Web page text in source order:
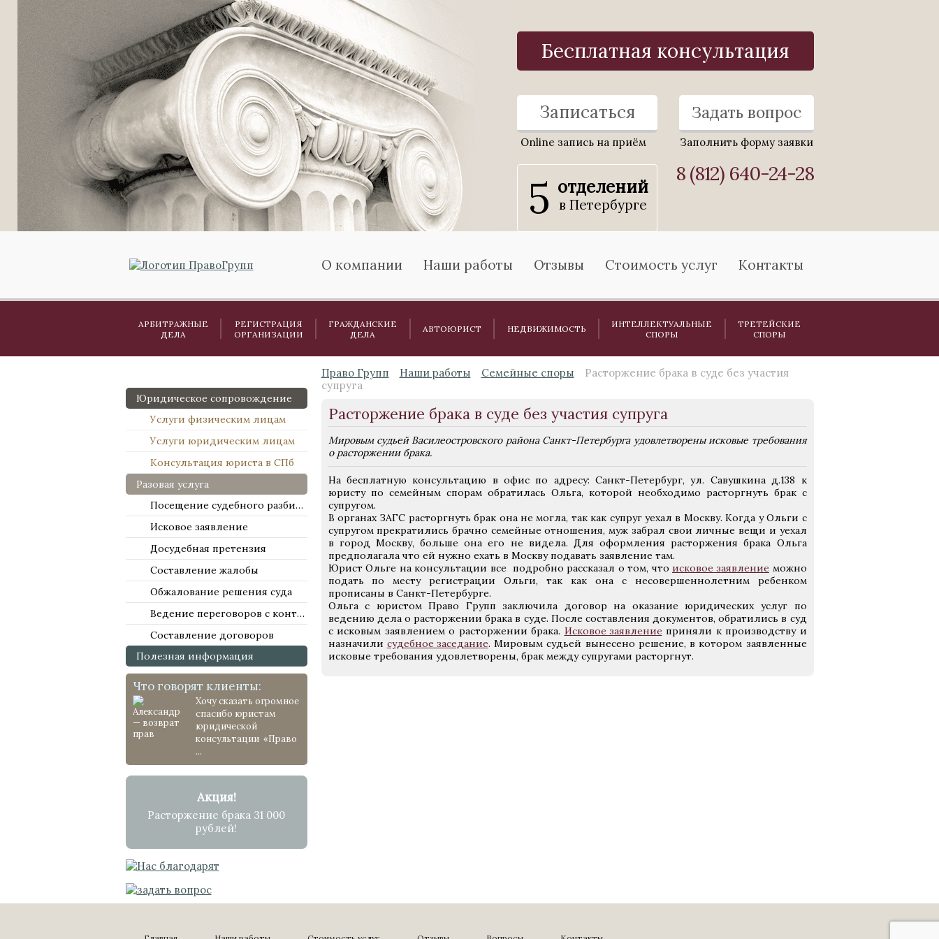
Бесплатная консультация
Записаться
Online запись на приём
Задать вопрос
Заполнить форму заявки
5 отделений
в Петербурге
8 (812) 640-24-28
О компании Наши работы Отзывы Стоимость услуг Контакты
АРБИТРАЖНЫЕ
ДЕЛА
РЕГИСТРАЦИЯ
ОРГАНИЗАЦИИ
ГРАЖДАНСКИЕ
ДЕЛА
АВТОЮРИСТ НЕДВИЖИМОСТЬ
ИНТЕЛЛЕКТУАЛЬНЫЕ
СПОРЫ
ТРЕТЕЙСКИЕ
СПОРЫ
Юридическое сопровождение
Услуги физическим лицам
Услуги юридическим лицам
Консультация юриста в СПб
Разовая услуга
Посещение судебного разбирательства
Исковое заявление
Досудебная претензия
Составление жалобы
Обжалование решения суда
Ведение переговоров с контрагентами
Составление договоров
Полезная информация
Что говорят клиенты:
Хочу сказать огромное
спасибо юристам
юридической
консультации «Право
...
Акция!
Расторжение брака 31 000
рублей!
Право Групп Наши работы Семейные споры
Расторжение брака в суде без участия
супруга
Расторжение брака в суде без участия супруга
Мировым судьей Василеостровского района Санкт-Петербурга удовлетворены исковые требования
о расторжении брака.
На бесплатную консультацию в офис по адресу: Санкт-Петербург, ул. Савушкина д.138 к
юристу по семейным спорам обратилась Ольга, которой необходимо расторгнуть брак с
супругом.
В органах ЗАГС расторгнуть брак она не могла, так как супруг уехал в Москву. Когда у Ольги с
супругом прекратились брачно семейные отношения, муж забрал свои личные вещи и уехал
в город Москву, больше она его не видела. Для оформления расторжения брака Ольга
предполагала что ей нужно ехать в Москву подавать заявление там.
Юрист Ольге на консультации все подробно рассказал о том, что исковое заявление можно
подать по месту регистрации Ольги, так как она с несовершеннолетним ребенком
прописаны в Санкт-Петербурге.
Ольга с юристом Право Групп заключила договор на оказание юридических услуг по
ведению дела о расторжении брака в суде. После составления документов, обратились в суд
с исковым заявлением о расторжении брака. Исковое заявление приняли к производству и
назначили судебное заседание. Мировым судьей вынесено решение, в котором заявленные
исковые требования удовлетворены, брак между супругами расторгнут.